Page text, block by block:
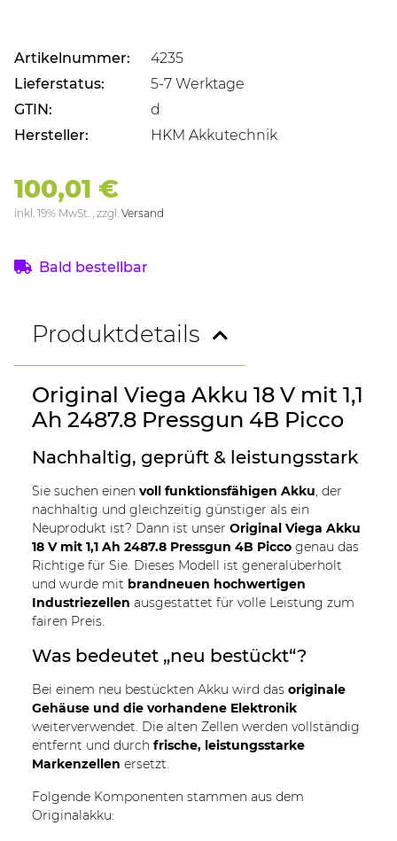
Artikelnummer:
4235
Lieferstatus:
5-7 Werktage
GTIN:
d
Hersteller:
HKM Akkutechnik
100,01 €
inkl. 19% MwSt. , zzgl. Versand
Bald bestellbar
Produktdetails
Original Viega Akku 18 V mit 1,1
Ah 2487.8 Pressgun 4B Picco
Nachhaltig, geprüft & leistungsstark
Sie suchen einen voll funktionsfähigen Akku , der
nachhaltig und gleichzeitig günstiger als ein
Neuprodukt ist? Dann ist unser Original Viega Akku
18 V mit 1,1 Ah 2487.8 Pressgun 4B Picco genau das
Richtige für Sie. Dieses Modell ist generalüberholt
und wurde mit brandneuen hochwertigen
Industriezellen ausgestattet für volle Leistung zum
fairen Preis.
Was bedeutet „neu bestückt“?
Bei einem neu bestückten Akku wird das originale
Gehäuse und die vorhandene Elektronik
weiterverwendet. Die alten Zellen werden vollständig
entfernt und durch frische, leistungsstarke
Markenzellen ersetzt.
Folgende Komponenten stammen aus dem
Originalakku: